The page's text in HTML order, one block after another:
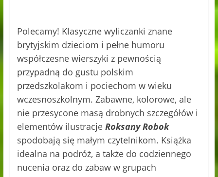
Polecamy! Klasyczne wyliczanki znane
brytyjskim dzieciom i pełne humoru
współczesne wierszyki z pewnością
przypadną do gustu polskim
przedszkolakom i pociechom w wieku
wczesnoszkolnym. Zabawne, kolorowe, ale
nie przesycone masą drobnych szczegółów i
elementów ilustracje Roksany Robok
spodobają się małym czytelnikom. Książka
idealna na podróż, a także do codziennego
nucenia oraz do zabaw w grupach